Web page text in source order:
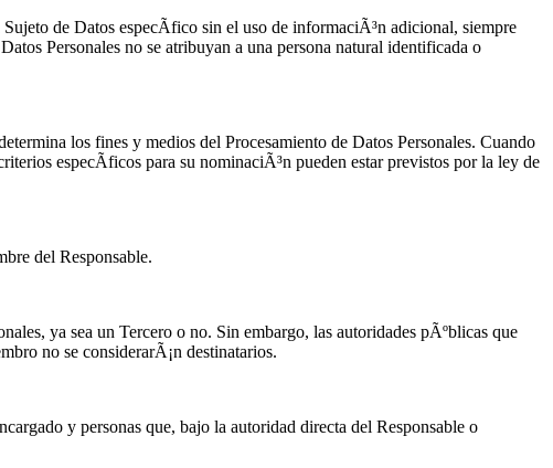
de Datos especÃ­fico sin el uso de informaciÃ³n adicional, siempre
Personales no se atribuyan a una persona natural identificada o
los fines y medios del Procesamiento de Datos Personales. Cuando
especÃ­ficos para su nominaciÃ³n pueden estar previstos por la ley de
del Responsable.
ya sea un Tercero o no. Sin embargo, las autoridades pÃºblicas que
no se considerarÃ¡n destinatarios.
y personas que, bajo la autoridad directa del Responsable o